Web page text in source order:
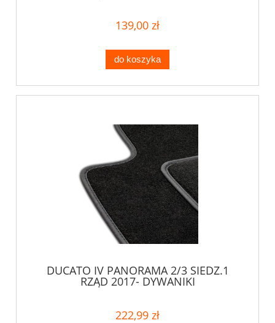
139,00 zł
do koszyka
DUCATO IV PANORAMA 2/3 SIEDZ.1
RZĄD 2017- DYWANIKI
222,99 zł